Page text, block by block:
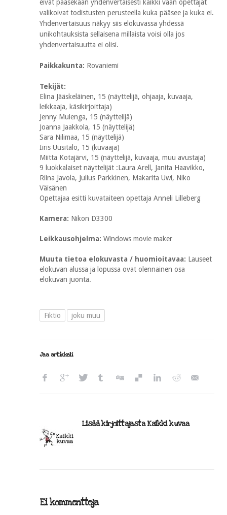
eivät pääsekään yhdenvertaisesti kaikki vaan opettajat
valikoivat todistusten perusteella kuka pääsee ja kuka ei.
Yhdenvertaisuus näkyy siis elokuvassa yhdessä
unikohtauksista sellaisena millaista voisi olla jos
yhdenvertaisuutta ei olisi.
Paikkakunta: Rovaniemi
Tekijät:
Elina Jääskeläinen, 15 (näyttelijä, ohjaaja, kuvaaja,
leikkaaja, käsikirjoittaja)
Jenny Mulenga, 15 (näyttelijä)
Joanna Jaakkola, 15 (näyttelijä)
Sara Nilimaa, 15 (näyttelijä)
Iiris Uusitalo, 15 (kuvaaja)
Miitta Kotajärvi, 15 (näyttelijä, kuvaaja, muu avustaja)
9 luokkalaiset näyttelijät :Laura Arell, Janita Haavikko,
Riina Javola, Julius Parkkinen, Makarita Uwi, Niko
Väisänen
Opettajaa esitti kuvataiteen opettaja Anneli Lilleberg
Kamera: Nikon D3300
Leikkausohjelma: Windows movie maker
Muuta tietoa elokuvasta / huomioitavaa: Lauseet
elokuvan alussa ja lopussa ovat olennainen osa
elokuvan juonta.
Fiktio joku muu
Jaa artikkeli
Lisää kirjoittajasta Kaikki kuvaa
Ei kommentteja